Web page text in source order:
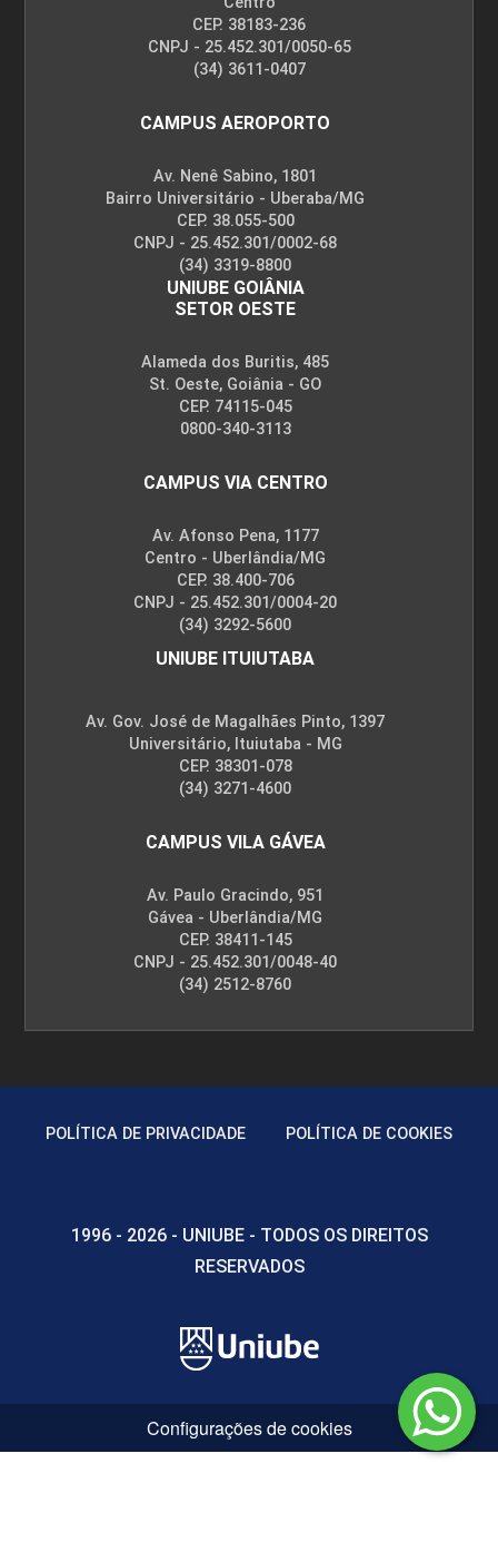
CEP. 38183-236
CNPJ - 25.452.301/0050-65
(34) 3611-0407
CAMPUS AEROPORTO
Av. Nenê Sabino, 1801
Bairro Universitário - Uberaba/MG
CEP. 38.055-500
CNPJ - 25.452.301/0002-68
(34) 3319-8800
UNIUBE GOIÂNIA
SETOR OESTE
Alameda dos Buritis, 485
St. Oeste, Goiânia - GO
CEP. 74115-045
0800-340-3113
CAMPUS VIA CENTRO
Av. Afonso Pena, 1177
Centro - Uberlândia/MG
CEP. 38.400-706
CNPJ - 25.452.301/0004-20
(34) 3292-5600
UNIUBE ITUIUTABA
Av. Gov. José de Magalhães Pinto, 1397
Universitário, Ituiutaba - MG
CEP. 38301-078
(34) 3271-4600
CAMPUS VILA GÁVEA
Av. Paulo Gracindo, 951
Gávea - Uberlândia/MG
CEP. 38411-145
CNPJ - 25.452.301/0048-40
(34) 2512-8760
POLÍTICA DE PRIVACIDADE POLÍTICA DE COOKIES
1996 - 2026 - UNIUBE - TODOS OS DIREITOS
RESERVADOS
Configurações de cookies